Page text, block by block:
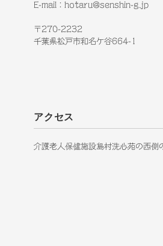
E-mail：hotaru@senshin-g.jp
〒270-2232
千葉県松戸市和名ケ谷664-1
アクセス
介護老人保健施設島村洗心苑の西側